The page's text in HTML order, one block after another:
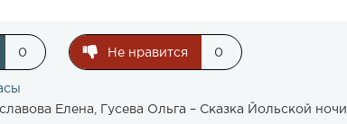
0 Не нравится 0
Елена, Гусева Ольга – Сказка Йольской ночи